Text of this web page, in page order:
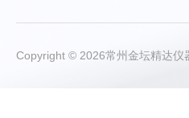
Copyright © 2026常州金坛精达